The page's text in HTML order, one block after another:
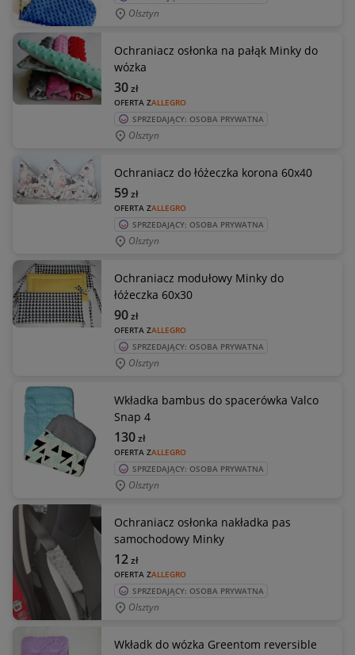
Olsztyn
Ochraniacz osłonka na pałąk Minky do
wózka
OFERTA ZALLEGRO
30zł
SPRZEDAJĄCY: OSOBA PRYWATNA
Olsztyn
Ochraniacz do łóżeczka korona 60x40
OFERTA ZALLEGRO
59zł
SPRZEDAJĄCY: OSOBA PRYWATNA
Olsztyn
Ochraniacz modułowy Minky do
łóżeczka 60x30
OFERTA ZALLEGRO
90zł
SPRZEDAJĄCY: OSOBA PRYWATNA
Olsztyn
Wkładka bambus do spacerówka Valco
Snap 4
OFERTA ZALLEGRO
130zł
SPRZEDAJĄCY: OSOBA PRYWATNA
Olsztyn
Ochraniacz osłonka nakładka pas
samochodowy Minky
OFERTA ZALLEGRO
12zł
SPRZEDAJĄCY: OSOBA PRYWATNA
Olsztyn
Wkładk do wózka Greentom reversible